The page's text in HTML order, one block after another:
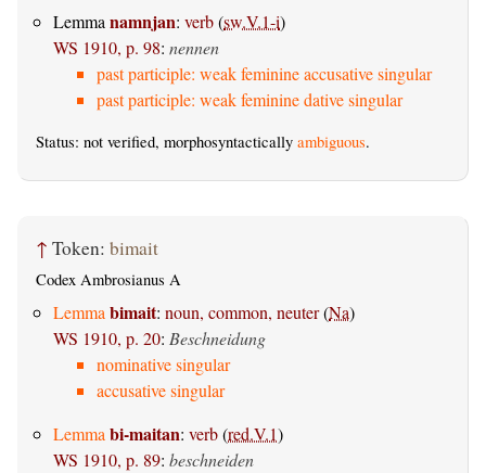
Lemma namnjan: verb(sw.V.1-i)
WS 1910, p. 98: nennen
past participle: weak feminine accusative singular
past participle: weak feminine dative singular
Status: not verified, morphosyntactically ambiguous.
↑ Token: bimait
Codex Ambrosianus A
Lemmabimait: noun, common, neuter(Na)
WS 1910, p. 20: Beschneidung
nominative singular
accusative singular
Lemmabi-maitan: verb(red.V.1)
WS 1910, p. 89: beschneiden